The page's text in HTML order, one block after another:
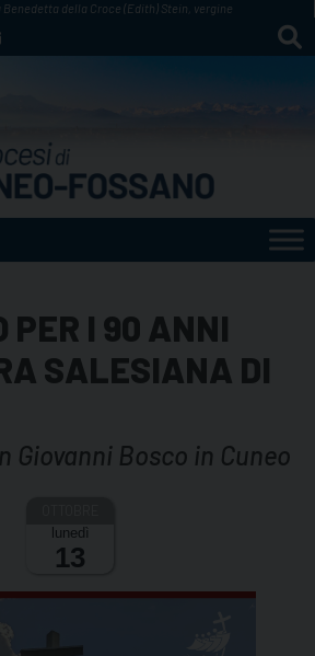
Benedetta della Croce (Edith) Stein, vergine
PER I 90 ANNI
SALESIANA DI
Giovanni Bosco in Cuneo
lunedì
13